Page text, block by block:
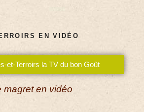
EN VIDÉO
et-Terroirs la TV du bon Goût
magret en vidéo